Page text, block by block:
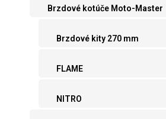
Brzdové kotúče Moto-Master
Brzdové kity 270 mm
FLAME
NITRO